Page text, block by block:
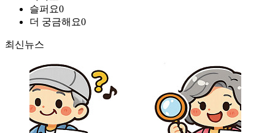
슬퍼요0
더 궁금해요0
최신뉴스